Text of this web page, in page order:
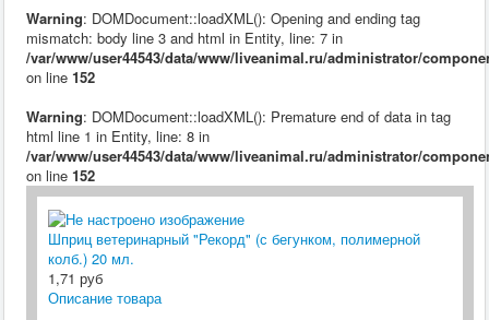
Warning: DOMDocument::loadXML(): Opening and ending tag
mismatch: body line 3 and html in Entity, line: 7 in
/var/www/user44543/data/www/liveanimal.ru/administrator/
on line 152
Warning: DOMDocument::loadXML(): Premature end of data in tag
html line 1 in Entity, line: 8 in
/var/www/user44543/data/www/liveanimal.ru/administrator/
on line 152
Шприц ветеринарный "Рекорд" (с бегунком, полимерной
колб.) 20 мл.
1,71 руб
Описание товара